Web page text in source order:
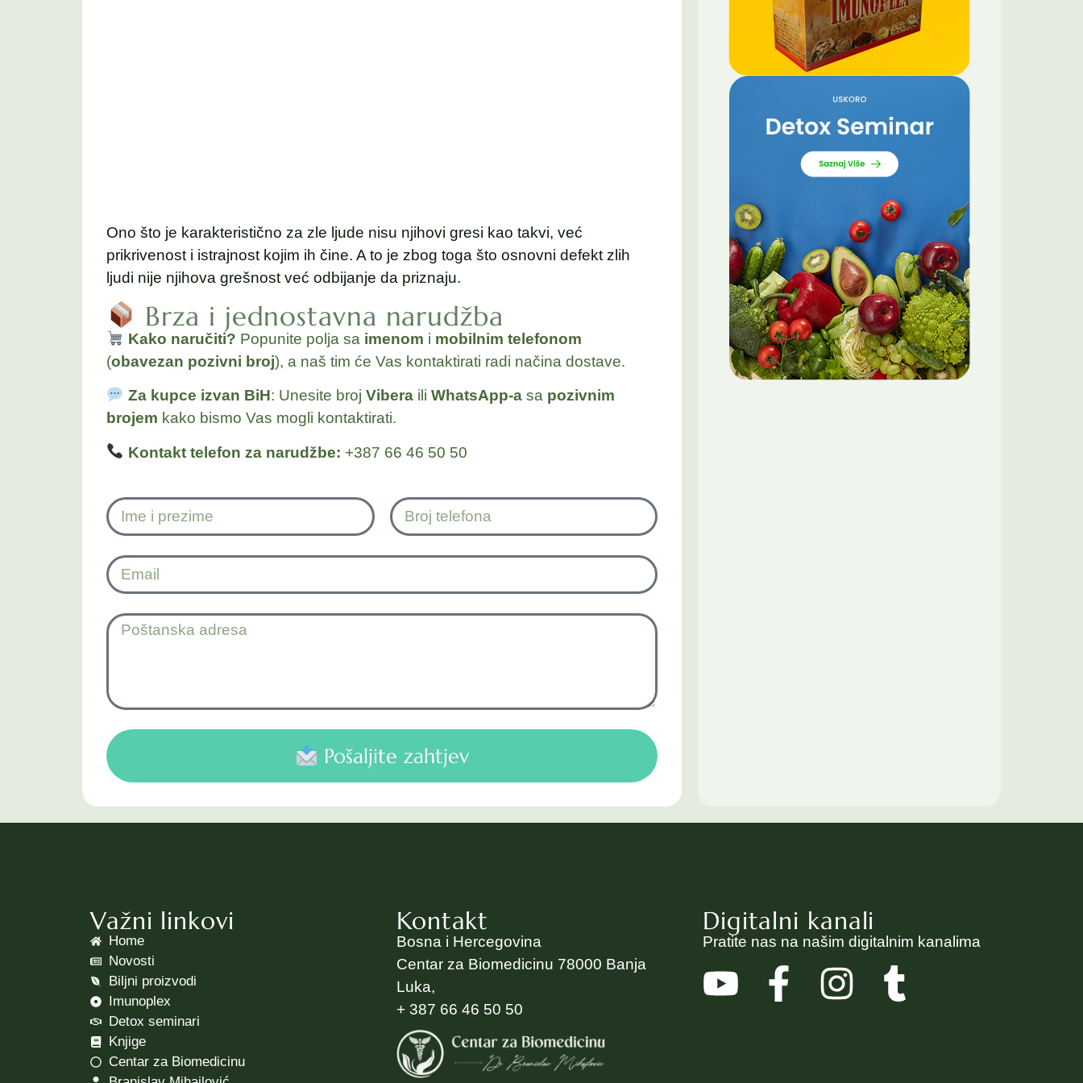
Ono što je karakteristično za zle ljude nisu njihovi gresi kao takvi, već
prikrivenost i istrajnost kojim ih čine. A to je zbog toga što osnovni defekt zlih
ljudi nije njihova grešnost već odbijanje da priznaju.
Brza i jednostavna narudžba
Kako naručiti? Popunite polja sa imenom i mobilnim telefonom
(obavezan pozivni broj), a naš tim će Vas kontaktirati radi načina dostave.
Za kupce izvan BiH: Unesite broj Viberaili WhatsApp-asa pozivnim
brojem kako bismo Vas mogli kontaktirati.
Kontakt telefon za narudžbe: +387 66 46 50 50
Pošaljite zahtjev
Važni linkovi
Home
Novosti
Biljni proizvodi
Imunoplex
Detox seminari
Knjige
Centar za Biomedicinu
Kontakt
Bosna i Hercegovina
Centar za Biomedicinu 78000 Banja
Luka,
+ 387 66 46 50 50
Digitalni kanali
Pratite nas na našim digitalnim kanalima